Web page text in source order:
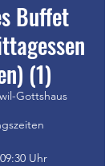
Buffet
(1)
Gottshaus
Uhr